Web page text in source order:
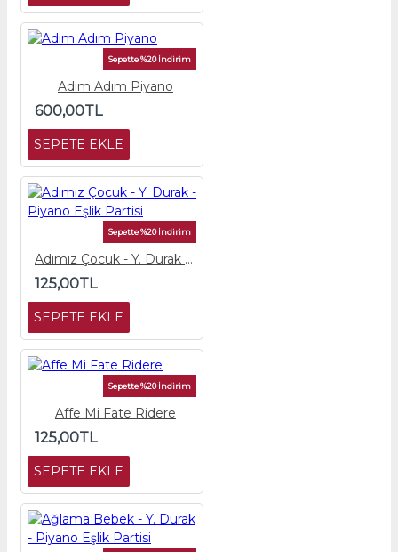
Sepette %20 İndirim
Adım Adım Piyano
600,00TL
SEPETE EKLE
Sepette %20 İndirim
Adımız Çocuk - Y. Durak - Piyano Eşlik Partisi
125,00TL
SEPETE EKLE
Sepette %20 İndirim
Affe Mi Fate Ridere
125,00TL
SEPETE EKLE